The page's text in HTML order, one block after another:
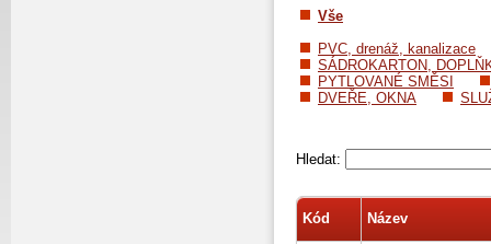
Vše
PVC, drenáž, kanalizace
SÁDROKARTON,
PYTLOVANÉ SMĚSI
DVEŘE, OKNA
Hledat:
Kód Název